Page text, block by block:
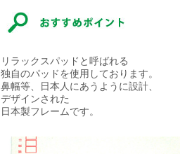
リラックスパッドと呼ばれる
独自のパッドを使用しております。
鼻幅等、日本人にあうように設計、
デザインされた
日本製フレームです。